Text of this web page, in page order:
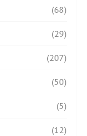
(68)
(29)
(207)
(50)
(5)
(12)